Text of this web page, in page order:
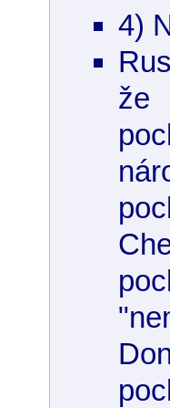
4)
že